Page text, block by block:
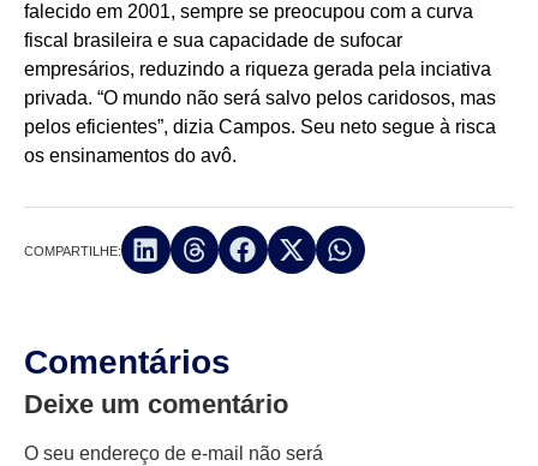
falecido em 2001, sempre se preocupou com a curva
fiscal brasileira e sua capacidade de sufocar
empresários, reduzindo a riqueza gerada pela inciativa
privada. “O mundo não será salvo pelos caridosos, mas
pelos eficientes”, dizia Campos. Seu neto segue à risca
os ensinamentos do avô.
COMPARTILHE:
Comentários
Deixe um comentário
O seu endereço de e-mail não será